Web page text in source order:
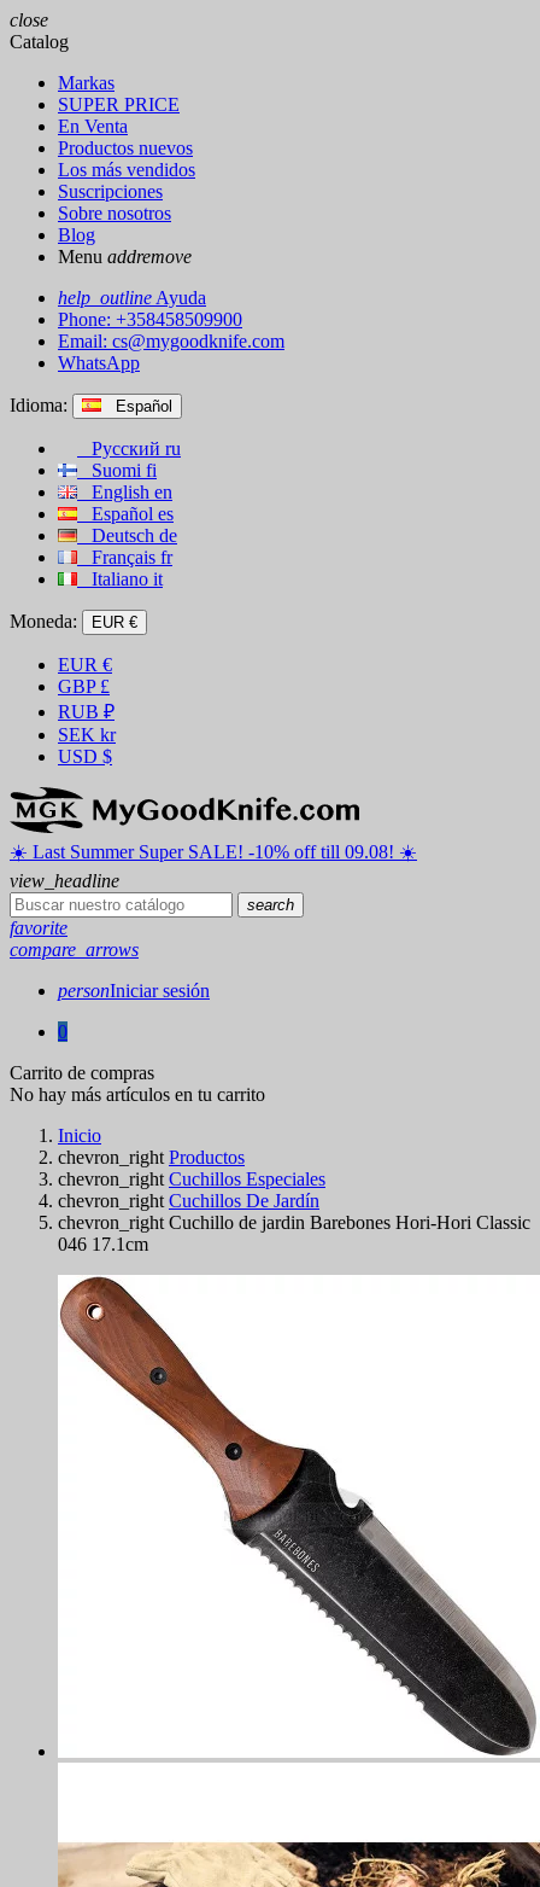
close
Catalog
Markas
SUPER PRICE
En Venta
Productos nuevos
Los más vendidos
Suscripciones
Sobre nosotros
Blog
Menu addremove
help_outline Ayuda
Phone: +358458509900
Email: cs@mygoodknife.com
WhatsApp
Idioma: Español
Русский ru
Suomi fi
English en
Español es
Deutsch de
Français fr
Italiano it
Moneda: EUR €
EUR €
GBP £
RUB ₽
SEK kr
USD $
☀️ ️Last Summer Super SALE! -10% off till 09.08! ☀️
view_headline
search
favorite
compare_arrows
personIniciar sesión
0
Carrito de compras
No hay más artículos en tu carrito
Inicio
chevron_right Productos
chevron_right Cuchillos Especiales
chevron_right Cuchillos De Jardín
chevron_right Cuchillo de jardin Barebones Hori-Hori Classic
046 17.1cm